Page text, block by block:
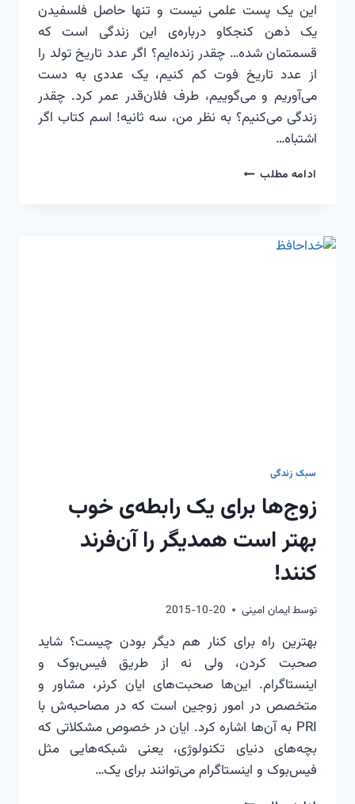
این یک پست علمی نیست و تنها حاصل فلسفیدن
یک ذهن کنجکاو درباره‌ی این زندگی است که
قسمتمان شده… چقدر زنده‌ایم؟ اگر عدد تاریخ تولد را
از عدد تاریخ فوت کم کنیم، یک عددی به دست
می‌آوریم و می‌گوییم، طرف فلان‌قدر عمر کرد. چقدر
زندگی می‌کنیم؟ به نظر من، سه ثانیه! اسم کتاب اگر
اشتباه…
ادامه مطلبزنده‌ام
سبک زندگی
زوج‌ها برای یک رابطه‌ی خوب
بهتر است همدیگر را آن‌فرند
کنند!
توسطایمان امینی 2015-10-20
بهترین راه برای کنار هم دیگر بودن چیست؟ شاید
صحبت کردن، ولی نه از طریق فیس‌بوک و
اینستاگرام. این‌ها صحبت‌های ایان کرنر، مشاور و
متخصص در امور زوجین است که در مصاحبه‌ش با
PRI به آن‌ها اشاره کرد. ایان در خصوص مشکلاتی که
بچه‌های دنیای تکنولوژی، یعنی شبکه‌هایی مثل
فیس‌بوک و اینستاگرام می‌توانند برای یک…